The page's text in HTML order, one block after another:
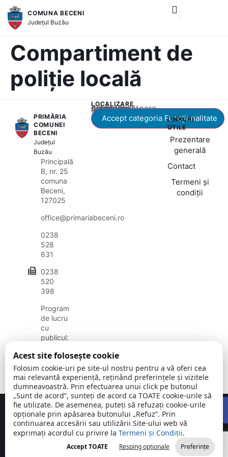
COMUNA BECENI
Județul Buzău
Compartiment de
poliție locală
PRIMĂRIA
COMUNEI
BECENI
Județul
Buzău
Principală
B, nr. 25
comuna
Beceni,
127025
office@primariabeceni.ro
0238
528
631
0238
520
398
Program
de lucru
cu
publicul:
vineri
08:00 –
16:00
LOCALIZARE
Acest conținut este blocat până când acceptați categoria corespunzătoare de cookie-uri.
Accept categoria Funcționalitate
LINKURI
UTILE
Prezentare
generală
Contact
Termeni și
condiții
Comuna
Beceni |
județul Buzău
©
2026
Toate
drepturile
rezervate
Concept realizat deBig Media Relații Publice SRL
Acest site folosește cookie
Folosim cookie-uri pe site-ul nostru pentru a vă oferi cea
mai relevantă experiență, reținând preferințele și vizitele
dumneavoastră. Prin efectuarea unui click pe butonul
„Sunt de acord”, sunteți de acord ca TOATE cookie-urile să
fie utilizate. De asemenea, puteți să refuzați cookie-urile
opționale prin apăsarea butonului „Refuz”. Prin
continuarea accesării sau utilizării Site-ului web vă
exprimați acordul cu privire la Termeni și Condiții.
Accept TOATE Resping opționale Preferințe